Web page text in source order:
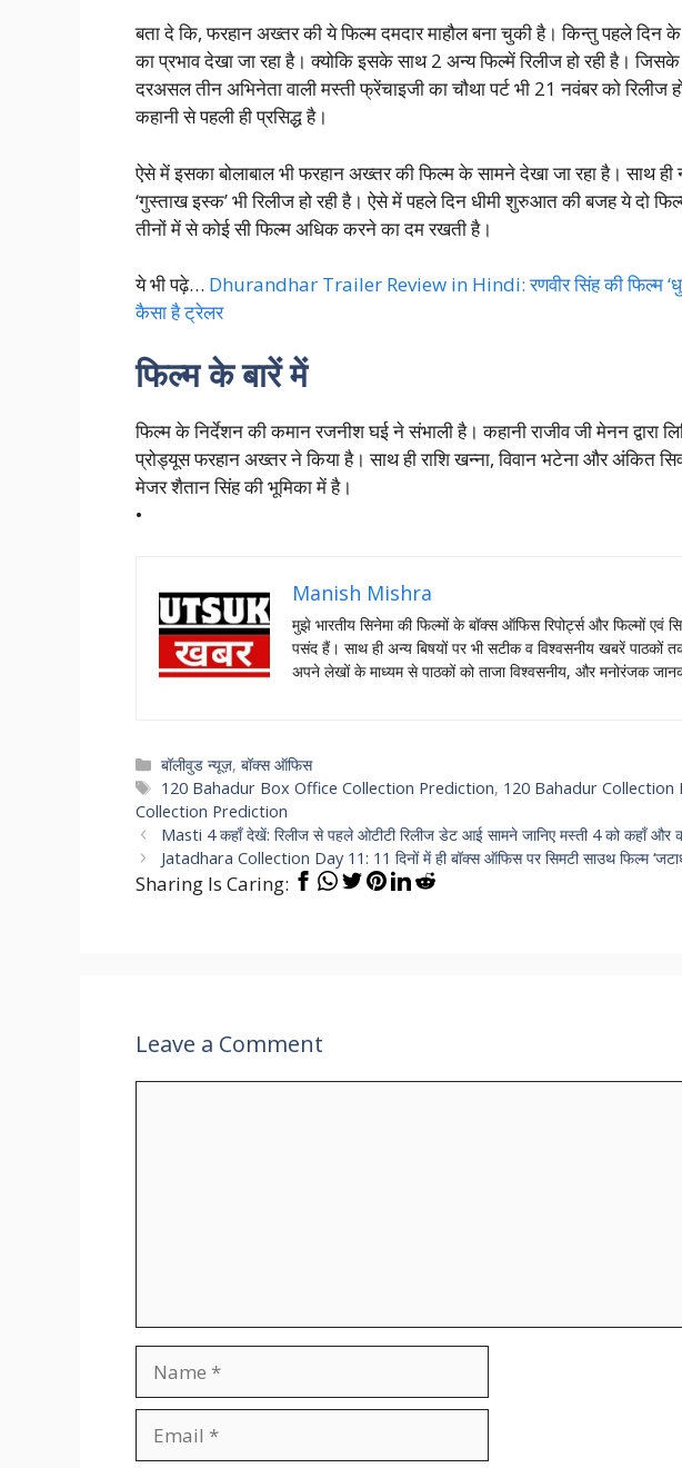
बता दे कि, फरहान अख्तर की ये फिल्म दमदार माहौल बना चुकी है। किन्तु पहले
का प्रभाव देखा जा रहा है। क्योकि इसके साथ 2 अन्य फिल्में रिलीज हो रही है।
दरअसल तीन अभिनेता वाली मस्ती फ्रेंचाइजी का चौथा पर्ट भी 21 नवंबर को रिलीज
कहानी से पहली ही प्रसिद्ध है।
ऐसे में इसका बोलाबाल भी फरहान अख्तर की फिल्म के सामने देखा जा रहा है। साथ ही
‘गुस्ताख इस्क’ भी रिलीज हो रही है। ऐसे में पहले दिन धीमी शुरुआत की बजह ये दो
तीनों में से कोई सी फिल्म अधिक करने का दम रखती है।
ये भी पढ़े… Dhurandhar Trailer Review in Hindi: रणवीर सिंह की फिल्म
कैसा है ट्रेलर
फिल्म के बारें में
फिल्म के निर्देशन की कमान रजनीश घई ने संभाली है। कहानी राजीव जी मेनन
प्रोड्यूस फरहान अख्तर ने किया है। साथ ही राशि खन्ना, विवान भटेना और अंकित
मेजर शैतान सिंह की भूमिका में है।
•
Manish Mishra
मुझे भारतीय सिनेमा की फिल्मों के बॉक्स ऑफिस रिपोर्ट्स और फिल्मों एवं
पसंद हैं। साथ ही अन्य बिषयों पर भी सटीक व विश्वसनीय खबरें पाठकों
अपने लेखों के माध्यम से पाठकों को ताजा विश्वसनीय, और मनोरंजक
Categories
बॉलीवुड न्यूज़,बॉक्स ऑफिस
Tags
120 Bahadur Box Office Collection Prediction, 120 Bahadur Collection
Collection Prediction
Masti 4 कहाँ देखें: रिलीज से पहले ओटीटी रिलीज डेट आई सामने जानिए मस्ती 4 को कहाँ
Jatadhara Collection Day 11: 11 दिनों में ही बॉक्स ऑफिस पर सिमटी साउथ फिल्म
Sharing Is Caring:
Leave a Comment